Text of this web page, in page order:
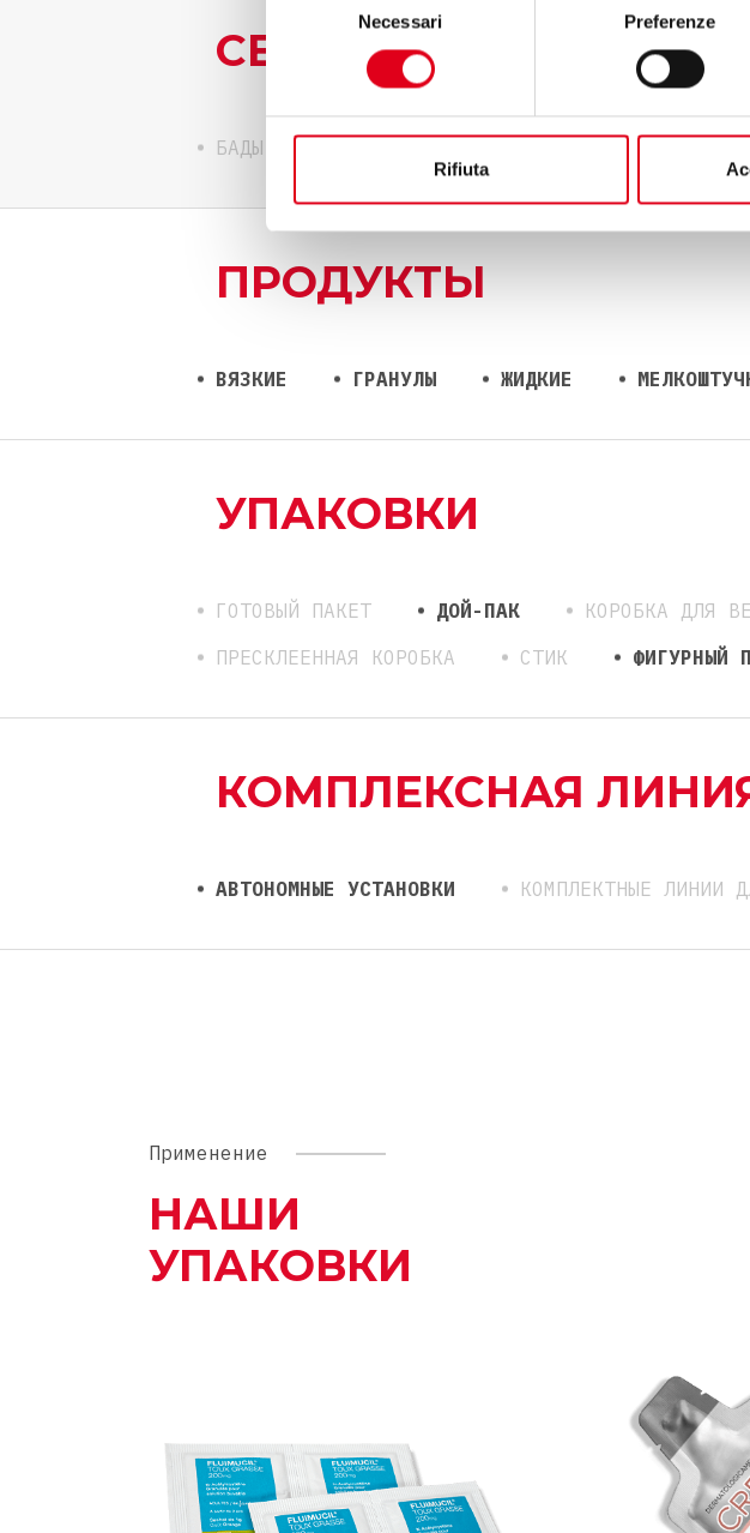
consenso
Necessari Preferenze
Rifiuta
СЕКТОР
БАДЫ
ПРОДУКТЫ
ВЯЗКИЕ ГРАНУЛЫ ЖИДКИЕ
УПАКОВКИ
ГОТОВЫЙ ПАКЕТ ДОЙ-ПАК КОРОБКА ДЛЯ
ПРЕСКЛЕЕННАЯ КОРОБКА
СТИК ФИГУРНЫЙ
КОМПЛЕКСНАЯ
АВТОНОМНЫЕ УСТАНОВКИ КОМПЛЕКТНЫЕ ЛИНИИ
Применение
НАШИ
УПАКОВКИ